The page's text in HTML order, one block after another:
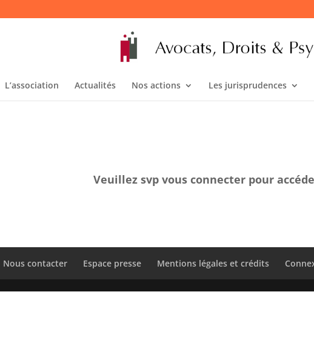
L’association Actualités Nos actions Les jurisprudences
Veuillez svp vous connecter pour
Nous contacter Espace presse Mentions légales et crédits